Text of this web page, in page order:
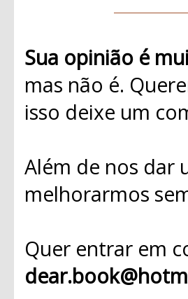
Sua opinião é
mas não é.
isso deixe um
Além de nos dar
melhorarmos
Quer entrar em